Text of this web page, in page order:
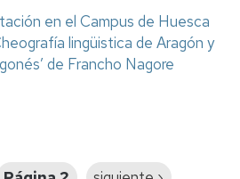
en el Campus de Huesca
lingüistica de Aragón y
de Francho Nagore